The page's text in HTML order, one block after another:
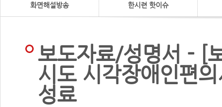
화면해설방송 한시련 핫이슈
보도자료/성명서 - [
시도 시각장애인편
성료